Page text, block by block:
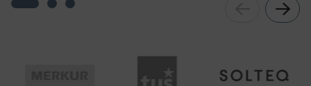
Naše stranke